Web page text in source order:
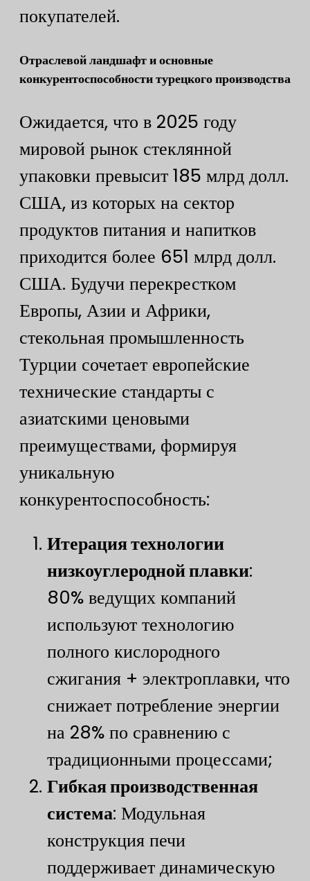
покупателей.
​​Отраслевой ландшафт и основные
конкурентоспособности турецкого производства​​
Ожидается, что в 2025 году
мировой рынок стеклянной
упаковки превысит 185 млрд долл.
США, из которых на сектор
продуктов питания и напитков
приходится более 651 млрд долл.
США. Будучи перекрестком
Европы, Азии и Африки,
стекольная промышленность
Турции сочетает европейские
технические стандарты с
азиатскими ценовыми
преимуществами, формируя
уникальную
конкурентоспособность:
​Итерация технологии
низкоуглеродной плавки​​:
80% ведущих компаний
используют технологию
полного кислородного
сжигания + электроплавки, что
снижает потребление энергии
на 28% по сравнению с
традиционными процессами;
​Гибкая производственная
система​​: Модульная
конструкция печи
поддерживает динамическую